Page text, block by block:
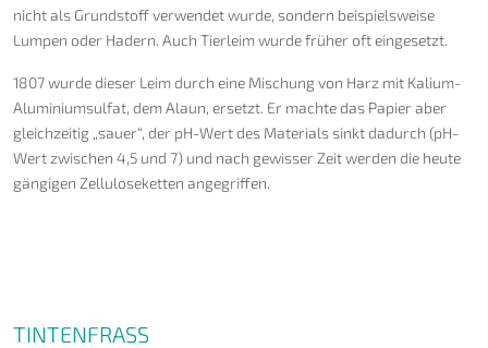
nicht als Grundstoff verwendet wurde, sondern beispielsweise
Lumpen oder Hadern. Auch Tierleim wurde früher oft eingesetzt.
1807 wurde dieser Leim durch eine Mischung von Harz mit Kalium-
Aluminiumsulfat, dem Alaun, ersetzt. Er machte das Papier aber
gleichzeitig „sauer“, der pH-Wert des Materials sinkt dadurch (pH-
Wert zwischen 4,5 und 7) und nach gewisser Zeit werden die heute
gängigen Zelluloseketten angegriffen.
TINTENFRASS